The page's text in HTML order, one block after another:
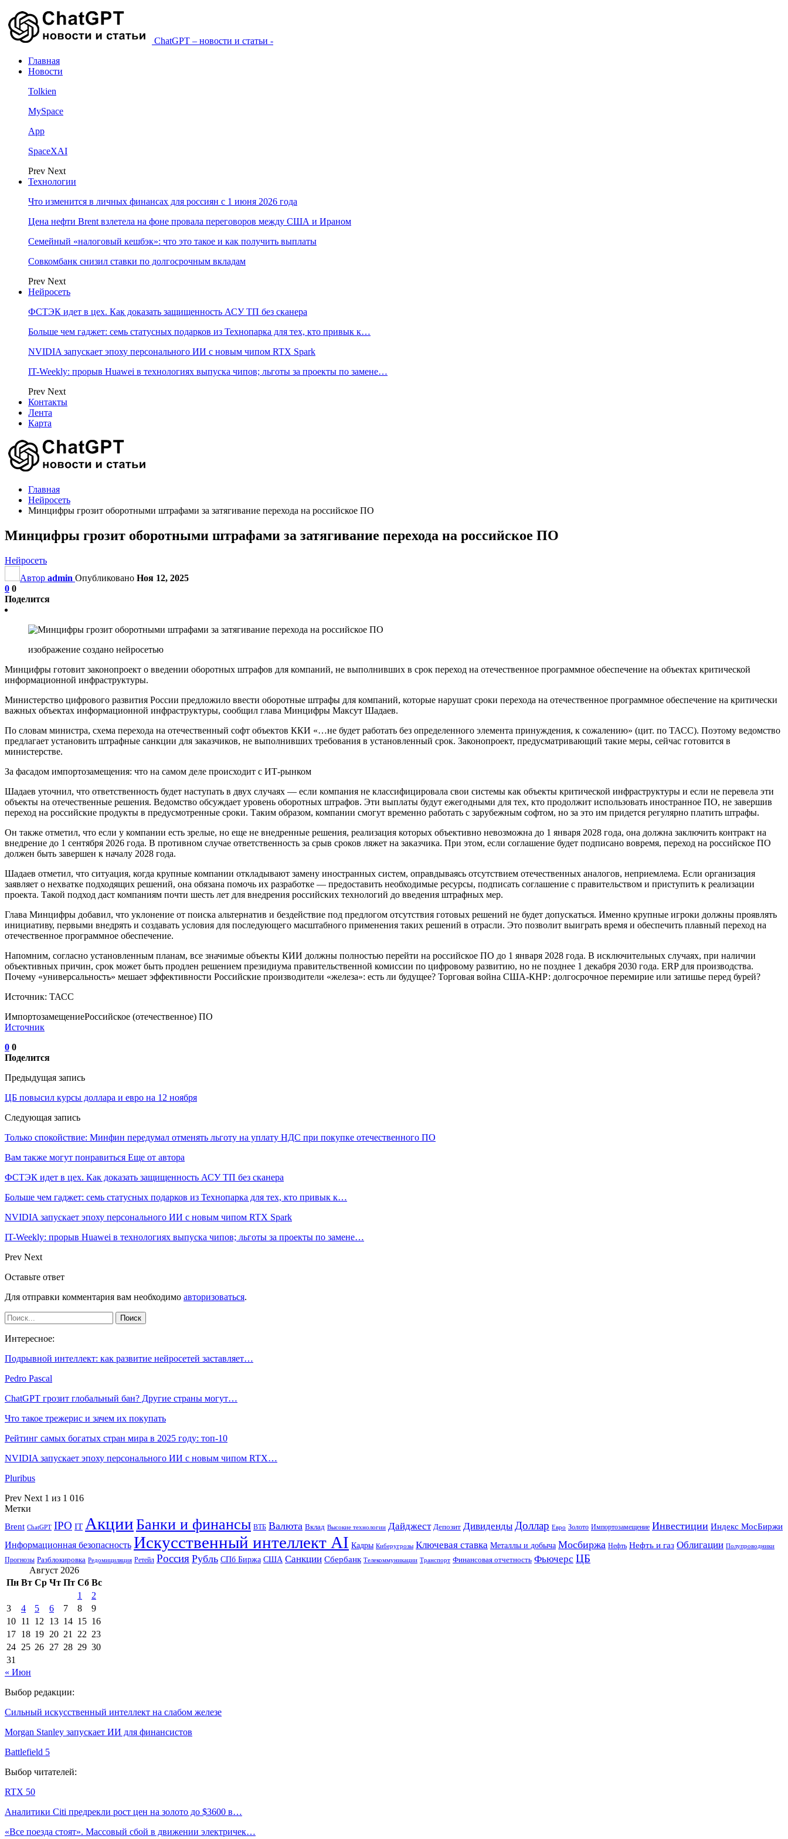
ChatGPT – новости и статьи -
Главная
Новости
Tolkien
MySpace
App
SpaceXAI
Prev Next
Технологии
Что изменится в личных финансах для россиян с 1 июня 2026 года
Цена нефти Brent взлетела на фоне провала переговоров между США и Ираном
Семейный «налоговый кешбэк»: что это такое и как получить выплаты
Совкомбанк снизил ставки по долгосрочным вкладам
Prev Next
Нейросеть
ФСТЭК идет в цех. Как доказать защищенность АСУ ТП без сканера
Больше чем гаджет: семь статусных подарков из Технопарка для тех, кто привык к…
NVIDIA запускает эпоху персонального ИИ с новым чипом RTX Spark
IT-Weekly: прорыв Huawei в технологиях выпуска чипов; льготы за проекты по замене…
Prev Next
Контакты
Лента
Карта
Главная
Нейросеть
Минцифры грозит оборотными штрафами за затягивание перехода на российское ПО
Минцифры грозит оборотными штрафами за затягивание перехода на российское ПО
Нейросеть
Автор admin Опубликовано Ноя 12, 2025
0 0
Поделится
изображение создано нейросетью
Минцифры готовит законопроект о введении оборотных штрафов для компаний, не выполнивших в срок переход на отечественное программное обеспечение на объектах критической
информационной инфраструктуры.
Министерство цифрового развития России предложило ввести оборотные штрафы для компаний, которые нарушат сроки перехода на отечественное программное обеспечение на критически
важных объектах информационной инфраструктуры, сообщил глава Минцифры Максут Шадаев.
По словам министра, схема перехода на отечественный софт объектов ККИ «…не будет работать без определенного элемента принуждения, к сожалению» (цит. по ТАСС). Поэтому ведомство
предлагает установить штрафные санкции для заказчиков, не выполнивших требования в установленный срок. Законопроект, предусматривающий такие меры, сейчас готовится в
министерстве.
За фасадом импортозамещения: что на самом деле происходит с ИТ-рынком
Шадаев уточнил, что ответственность будет наступать в двух случаях — если компания не классифицировала свои системы как объекты критической инфраструктуры и если не перевела эти
объекты на отечественные решения. Ведомство обсуждает уровень оборотных штрафов. Эти выплаты будут ежегодными для тех, кто продолжит использовать иностранное ПО, не завершив
переход на российские продукты в предусмотренные сроки. Таким образом, компании смогут временно работать с зарубежным софтом, но за это им придется регулярно платить штрафы.
Он также отметил, что если у компании есть зрелые, но еще не внедренные решения, реализация которых объективно невозможна до 1 января 2028 года, она должна заключить контракт на
внедрение до 1 сентября 2026 года. В противном случае ответственность за срыв сроков ляжет на заказчика. При этом, если соглашение будет подписано вовремя, переход на российское ПО
должен быть завершен к началу 2028 года.
Шадаев отметил, что ситуация, когда крупные компании откладывают замену иностранных систем, оправдываясь отсутствием отечественных аналогов, неприемлема. Если организация
заявляет о нехватке подходящих решений, она обязана помочь их разработке — предоставить необходимые ресурсы, подписать соглашение с правительством и приступить к реализации
проекта. Такой подход даст компаниям почти шесть лет для внедрения российских технологий до введения штрафных мер.
Глава Минцифры добавил, что уклонение от поиска альтернатив и бездействие под предлогом отсутствия готовых решений не будет допускаться. Именно крупные игроки должны проявлять
инициативу, первыми внедрять и создавать условия для последующего масштабного применения таких решений в отрасли. Это позволит выиграть время и обеспечить плавный переход на
отечественное программное обеспечение.
Напомним, согласно установленным планам, все значимые объекты КИИ должны полностью перейти на российское ПО до 1 января 2028 года. В исключительных случаях, при наличии
объективных причин, срок может быть продлен решением президиума правительственной комиссии по цифровому развитию, но не позднее 1 декабря 2030 года. ERP для производства.
Почему «универсальность» мешает эффективности Российские производители «железа»: есть ли будущее? Торговая война США-КНР: долгосрочное перемирие или затишье перед бурей?
Источник: ТАСС
ИмпортозамещениеРоссийское (отечественное) ПО
Источник
0 0
Поделится
Предыдущая запись
ЦБ повысил курсы доллара и евро на 12 ноября
Следующая запись
Только спокойствие: Минфин передумал отменять льготу на уплату НДС при покупке отечественного ПО
Вам также могут понравиться Еще от автора
ФСТЭК идет в цех. Как доказать защищенность АСУ ТП без сканера
Больше чем гаджет: семь статусных подарков из Технопарка для тех, кто привык к…
NVIDIA запускает эпоху персонального ИИ с новым чипом RTX Spark
IT-Weekly: прорыв Huawei в технологиях выпуска чипов; льготы за проекты по замене…
Prev Next
Оставьте ответ
Для отправки комментария вам необходимо авторизоваться.
Интересное:
Подрывной интеллект: как развитие нейросетей заставляет…
Pedro Pascal
ChatGPT грозит глобальный бан? Другие страны могут…
Что такое трежерис и зачем их покупать
Рейтинг самых богатых стран мира в 2025 году: топ-10
NVIDIA запускает эпоху персонального ИИ с новым чипом RTX…
Pluribus
Prev Next 1 из 1 016
Метки
Brent ChatGPT IPO IT АкцииБанки и финансы ВТБ Валюта Вклад Высокие технологии Дайджест Депозит Дивиденды Доллар Евро Золото Импортозамещение Инвестиции Индекс МосБиржи
Информационная безопасность Искусственный интеллект AI Кадры Киберугрозы Ключевая ставка Металлы и добыча Мосбиржа Нефть Нефть и газ Облигации Полупроводники
Прогнозы Разблокировка Редомициляция Ретейл Россия Рубль СПб Биржа США Санкции Сбербанк Телекоммуникации Транспорт Финансовая отчетность Фьючерс ЦБ
Август 2026
Пн Вт Ср Чт Пт Сб Вс
1
2
3
4 5 6 7 8
9
10 11 12 13 14 15 16
17 18 19 20 21 22 23
24 25 26 27 28 29 30
31
« Июн
Выбор редакции:
Сильный искусственный интеллект на слабом железе
Morgan Stanley запускает ИИ для финансистов
Battlefield 5
Выбор читателей:
RTX 50
Аналитики Citi предрекли рост цен на золото до $3600 в…
«Все поезда стоят». Массовый сбой в движении электричек…